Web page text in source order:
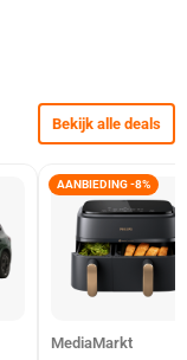
Bekijk alle deals
AANBIEDING -8%
MediaMarkt